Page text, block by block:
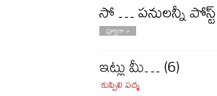
సో … పనులన్నీ
పూర్తిగా »
ఇట్లు మీ… (6)
-కుప్పిలి పద్మ